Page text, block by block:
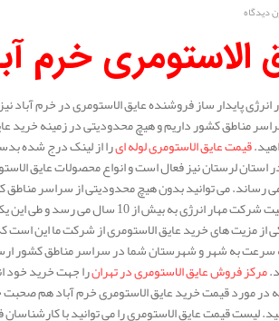
دیدگاه
الاستومری خرم
پایدار ساز فروشنده عایق الاستومری در خرم آباد
مناطق کشور داریم و هیچ محدودیتی در زمینه خرید
قیمت عایق الاستومری لوله ایرا از لینک درج شده
لرستان نیز فعال است و انواع محصولات عایق
رساند. می توانید بدون هیچ محدودیتی از سراسر مناطق
سابقه فعالیت شرکت مهار
از مزیت های خرید عایق الاستومری از شرکت ما این
سرعت به شهر و شهرستان شما در سراسر مناطق کشور
مرکز فروش عایق الاستومری در تهرانرا جهت خرید خود
در مورد قیمت خرید عایق الاستومری خرم آباد هم
لیست قیمت عایق الاستومری را می توانید با